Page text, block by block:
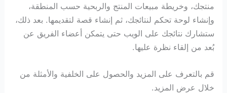
منتجك، وخريطة مبيعات المنتج والربحية حسب المنطقة،
وإنشاء لوحة تحكم لنتائجك، ثم إنشاء قصة لتقديمها. بعد ذلك،
ستشارك نتائجك على الويب حتى يتمكن أعضاء الفريق عن
بُعد من إلقاء نظرة عليها.
قم بالتعرف على المزيد والحصول على الخلفية والأمثلة من
خلال عرض المزيد.